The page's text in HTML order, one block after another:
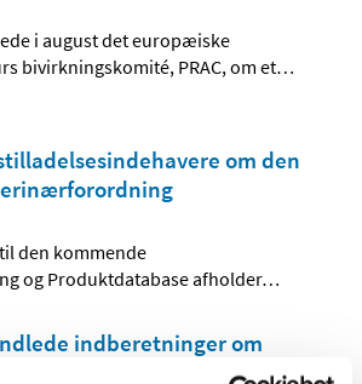
i august det europæiske
bivirkningskomité, PRAC, om et…
om den
den kommende
og Produktdatabase afholder…
indberetninger om
ved Spikevax